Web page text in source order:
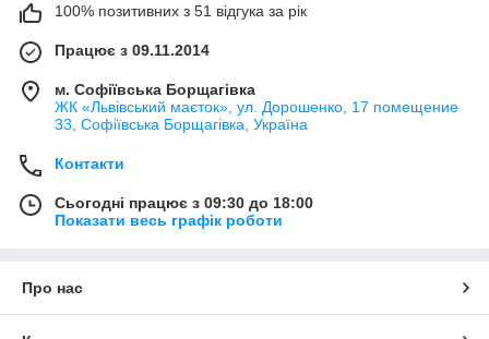
100% позитивних з 51 відгука за рік
Працює з 09.11.2014
м. Софіївська Борщагівка
ЖК «Львівський маєток», ул. Дорошенко, 17 помещение
33, Софіївська Борщагівка, Україна
Контакти
Сьогодні працює з 09:30 до 18:00
Показати весь графік роботи
Про нас